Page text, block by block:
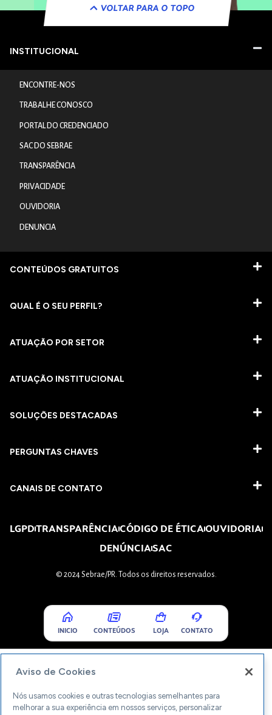
VOLTAR PARA O TOPO
INSTITUCIONAL
ENCONTRE-NOS
TRABALHE CONOSCO
PORTAL DO CREDENCIADO
SAC DO SEBRAE
TRANSPARÊNCIA
PRIVACIDADE
OUVIDORIA
DENUNCIA
CONTEÚDOS GRATUITOS
QUAL É O SEU PERFIL?
ATUAÇÃO POR SETOR
ATUAÇÃO INSTITUCIONAL
SOLUÇÕES DESTACADAS
PERGUNTAS CHAVES​
CANAIS DE CONTATO
LGPDTRANSPARÊNCIACÓDIGO DE ÉTICAOUVIDORIA
DENÚNCIASAC
© 2024 Sebrae/PR. Todos os direitos reservados.
INICIO CONTEÚDOS LOJA CONTATO
Aviso de Cookies
Nós usamos cookies e outras tecnologias semelhantes para
melhorar a sua experiência em nossos serviços, personalizar